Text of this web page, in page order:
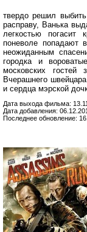
твердо решил
расправу, Ванька
легкостью
поневоле попадают
неожиданным
городка и
московских гостей
Вчерашнего
и сердца мэрской
Дата выхода фильма:
Дата добавления:
Последнее обновление: